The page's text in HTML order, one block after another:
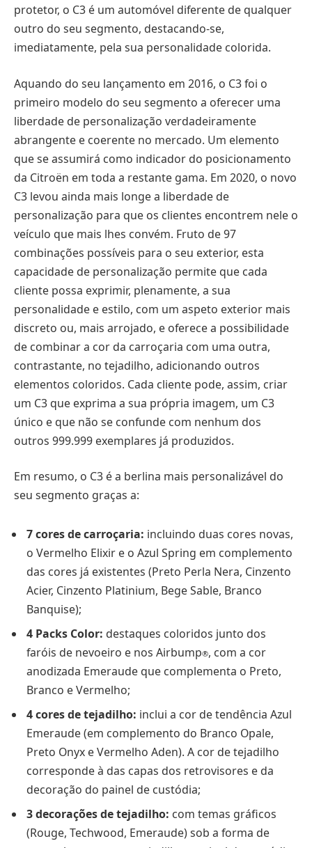
protetor, o C3 é um automóvel diferente de qualquer
outro do seu segmento, destacando-se,
imediatamente, pela sua personalidade colorida.
Aquando do seu lançamento em 2016, o C3 foi o
primeiro modelo do seu segmento a oferecer uma
liberdade de personalização verdadeiramente
abrangente e coerente no mercado. Um elemento
que se assumirá como indicador do posicionamento
da Citroën em toda a restante gama. Em 2020, o novo
C3 levou ainda mais longe a liberdade de
personalização para que os clientes encontrem nele o
veículo que mais lhes convém. Fruto de 97
combinações possíveis para o seu exterior, esta
capacidade de personalização permite que cada
cliente possa exprimir, plenamente, a sua
personalidade e estilo, com um aspeto exterior mais
discreto ou, mais arrojado, e oferece a possibilidade
de combinar a cor da carroçaria com uma outra,
contrastante, no tejadilho, adicionando outros
elementos coloridos. Cada cliente pode, assim, criar
um C3 que exprima a sua própria imagem, um C3
único e que não se confunde com nenhum dos
outros 999.999 exemplares já produzidos.
Em resumo, o C3 é a berlina mais personalizável do
seu segmento graças a:
7 cores de carroçaria: incluindo duas cores novas,
o Vermelho Elixir e o Azul Spring em complemento
das cores já existentes (Preto Perla Nera, Cinzento
Acier, Cinzento Platinium, Bege Sable, Branco
Banquise);
4 Packs Color: destaques coloridos junto dos
faróis de nevoeiro e nos Airbump®, com a cor
anodizada Emeraude que complementa o Preto,
Branco e Vermelho;
4 cores de tejadilho: inclui a cor de tendência Azul
Emeraude (em complemento do Branco Opale,
Preto Onyx e Vermelho Aden). A cor de tejadilho
corresponde à das capas dos retrovisores e da
decoração do painel de custódia;
3 decorações de tejadilho: com temas gráficos
(Rouge, Techwood, Emeraude) sob a forma de